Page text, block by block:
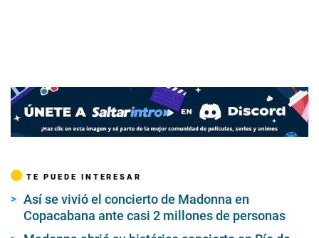
TE PUEDE INTERESAR
Así se vivió el concierto de Madonna en
Copacabana ante casi 2 millones de personas